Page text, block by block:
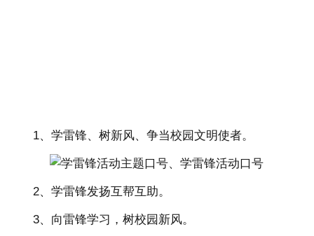
1、学雷锋、树新风、争当校园文明使者。
2、学雷锋发扬互帮互助。
3、向雷锋学习，树校园新风。